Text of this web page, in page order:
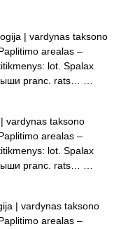
| vardynas taksono
arealas –
lot. Spalax
pranc. rats… …
vardynas taksono
arealas –
lot. Spalax
pranc. rats… …
| vardynas taksono
arealas –